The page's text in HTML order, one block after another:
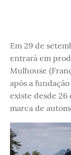
Em 29 de
entrará em
Mulhouse
após a
existe desde 26
marca de